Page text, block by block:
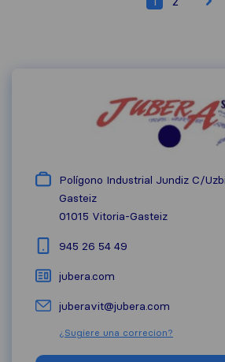
Polígono Industrial Jundiz C/
Gasteiz
01015 Vitoria-Gasteiz
945 26 54 49
jubera.com
juberavit@jubera.com
¿Sugiere una correcion?